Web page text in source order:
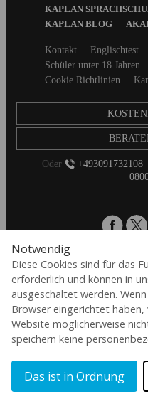
Notwendig
Diese Cookies sind für das
erforderlich und können in
ausgeschaltet werden.
Browser eingerichtet
Website möglicherweise
speichern keine
Das ist in Ordnung
KAPLAN
KAPLAN BLOG
Secondary
Kontakt Englischtest
Schüler unter 18 Jahren
Cookie Richtlinien
Oder +493091732108
© 2026 Aspect International